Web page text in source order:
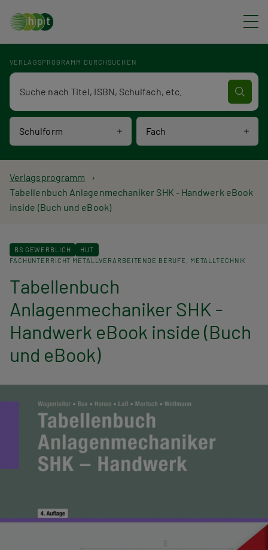
VERLAGSPROGRAMM DURCHSUCHEN
Schulform Fach
Verlagsprogramm Volltextsuche
P
f
d
n
a
v
i
a
o
Verlagsprogramm
Tabellenbuch Anlagenmechaniker SHK - Handwerk eBook
inside (Buch und eBook)
BS GEWERBLICH
HUT
FACHUNTERRICHT METALLVERARBEITENDE BERUFE
METALLTECHNIK
Tabellenbuch
Anlagenmechaniker SHK -
Handwerk eBook inside (Buch
und eBook)